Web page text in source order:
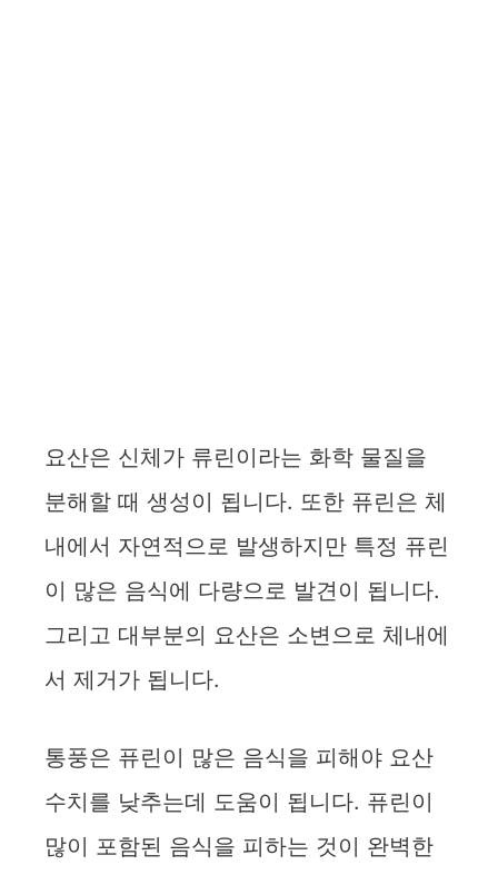
요산은 신체가 류린이라는 화학 물질을
분해할 때 생성이 됩니다. 또한 퓨린은 체
내에서 자연적으로 발생하지만 특정 퓨린
이 많은 음식에 다량으로 발견이 됩니다.
그리고 대부분의 요산은 소변으로 체내에
서 제거가 됩니다.
통풍은 퓨린이 많은 음식을 피해야 요산
수치를 낮추는데 도움이 됩니다. 퓨린이
많이 포함된 음식을 피하는 것이 완벽한